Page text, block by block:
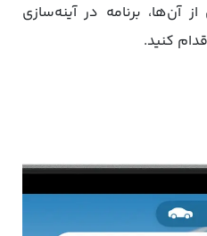
برنامه در آینه‌سازی
کنید.